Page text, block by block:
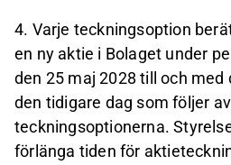
4. Varje teckningsoption
en ny aktie i Bolaget under
den 25 maj 2028 till och med
den tidigare dag som följer
teckningsoptionerna.
förlänga tiden för